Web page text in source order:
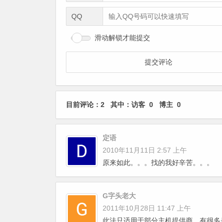
QQ
滑动解锁才能提交
目前评论：2 其中：访客 0 博主 0
定语
2010年11月11日 2:57 上午
原来如此。。。找的我好辛苦。。。
G字头老大
2011年10月28日 11:47 上午